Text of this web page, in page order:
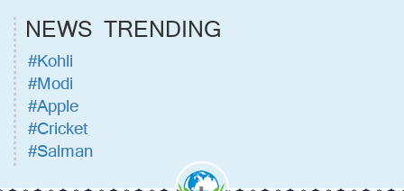
NEWS TRENDING
#Kohli
#Modi
#Apple
#Cricket
#Salman